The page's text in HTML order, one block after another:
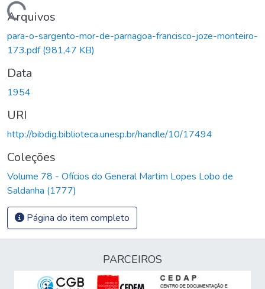
Carregando...
Arquivos
para-o-sargento-mor-de-parnagoa-francisco-joze-monteiro-
173.pdf(981,47 KB)
Data
1954
URI
http://bibdig.biblioteca.unesp.br/handle/10/17494
Coleções
Volume 78 - Ofícios do General Martim Lopes Lobo de
Saldanha (1777)
Página do item completo
PARCEIROS